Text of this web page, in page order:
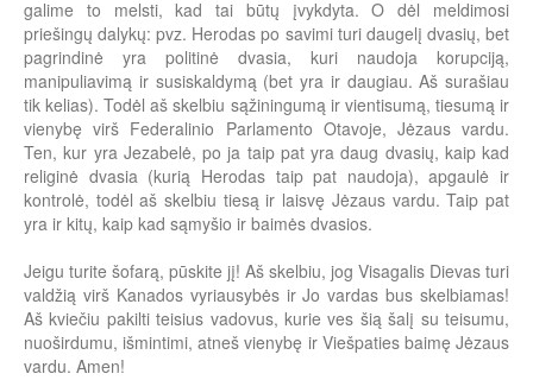
galime to melsti, kad tai būtų įvykdyta. O dėl meldimosi
priešingų dalykų: pvz. Herodas po savimi turi daugelį dvasių, bet
pagrindinė yra politinė dvasia, kuri naudoja korupciją,
manipuliavimą ir susiskaldymą (bet yra ir daugiau. Aš surašiau
tik kelias). Todėl aš skelbiu sąžiningumą ir vientisumą, tiesumą ir
vienybę virš Federalinio Parlamento Otavoje, Jėzaus vardu.
Ten, kur yra Jezabelė, po ja taip pat yra daug dvasių, kaip kad
religinė dvasia (kurią Herodas taip pat naudoja), apgaulė ir
kontrolė, todėl aš skelbiu tiesą ir laisvę Jėzaus vardu. Taip pat
yra ir kitų, kaip kad sąmyšio ir baimės dvasios.
Jeigu turite šofarą, pūskite jį! Aš skelbiu, jog Visagalis Dievas turi
valdžią virš Kanados vyriausybės ir Jo vardas bus skelbiamas!
Aš kviečiu pakilti teisius vadovus, kurie ves šią šalį su teisumu,
nuoširdumu, išmintimi, atneš vienybę ir Viešpaties baimę Jėzaus
vardu. Amen!